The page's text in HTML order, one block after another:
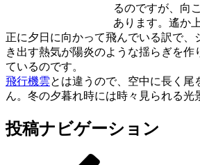
るのですが、向
あります。遙か
正に夕日に向かって飛んでいる訳で、
き出す熱気が陽炎のような揺らぎを作
ているのです。
飛行機雲とは違うので、空中に長く尾
ん。冬の夕暮れ時には時々見られる光
投稿ナビゲーション